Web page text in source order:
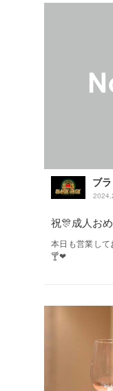
ブ
祝🎊成人お
本日も営業し
🍸❤